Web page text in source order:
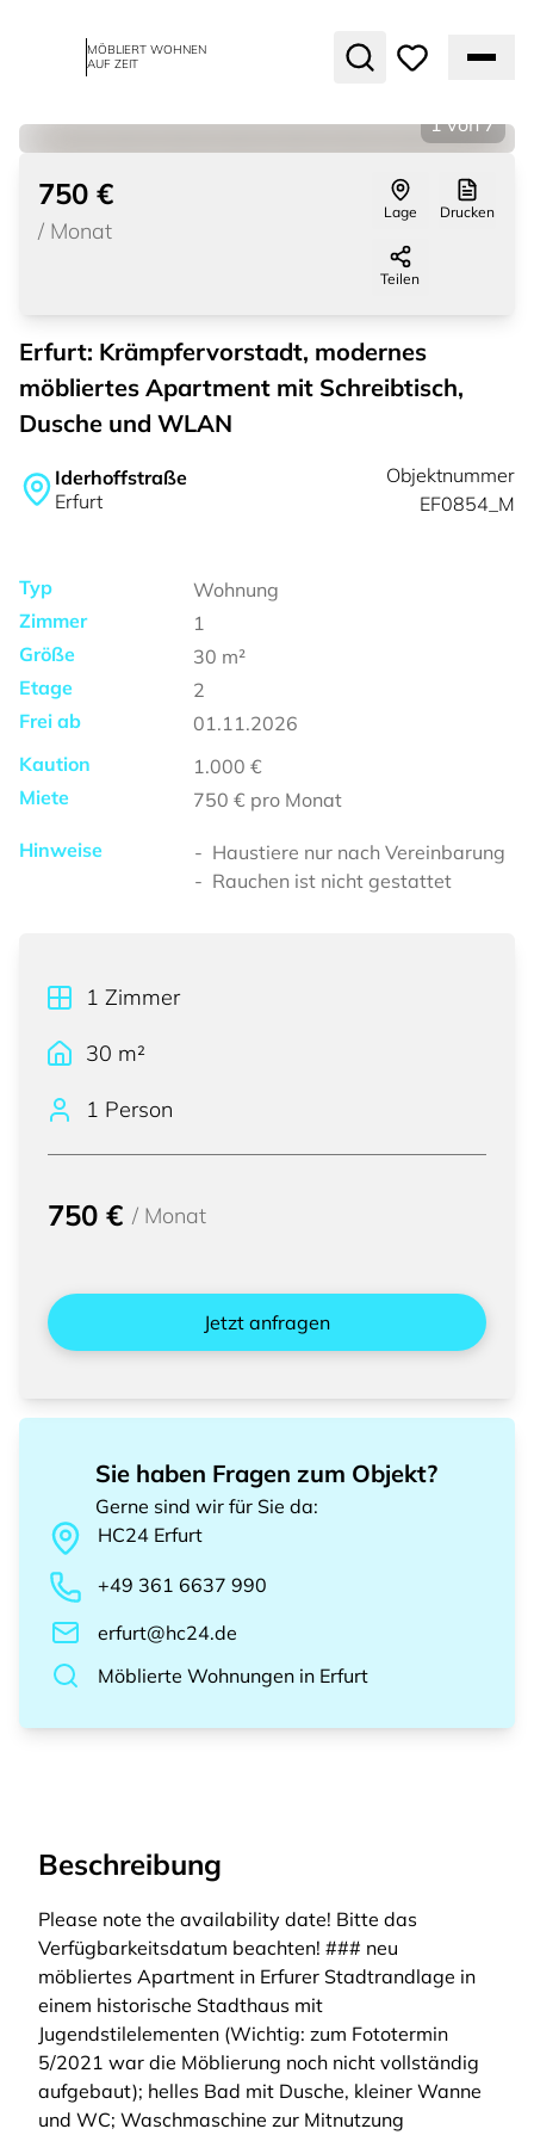
MÖBLIERT WOHNEN
AUF ZEIT
1 von 7
750 €
/ Monat
Lage Drucken
Teilen
Erfurt: Krämpfervorstadt, modernes
möbliertes Apartment mit Schreibtisch,
Dusche und WLAN
Iderhoffstraße
Erfurt
Objektnummer
EF0854_M
Typ
Wohnung
Zimmer
1
Größe
30 m²
Etage
2
Frei ab
01.11.2026
Kaution
1.000 €
Miete
750 € pro Monat
Hinweise
Haustiere nur nach Vereinbarung
Rauchen ist nicht gestattet
1 Zimmer
30 m²
1 Person
750 € / Monat
Jetzt anfragen
Sie haben Fragen zum Objekt?
Gerne sind wir für Sie da:
HC24 Erfurt
+49 361 6637 990
erfurt@hc24.de
Möblierte Wohnungen in Erfurt
Beschreibung
Please note the availability date! Bitte das
Verfügbarkeitsdatum beachten! ### neu
möbliertes Apartment in Erfurer Stadtrandlage in
einem historische Stadthaus mit
Jugendstilelementen (Wichtig: zum Fototermin
5/2021 war die Möblierung noch nicht vollständig
aufgebaut); helles Bad mit Dusche, kleiner Wanne
und WC; Waschmaschine zur Mitnutzung